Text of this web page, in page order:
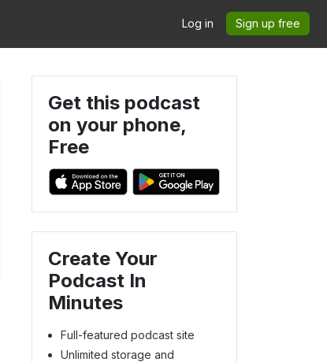
Log in Sign up free
Get this podcast
on your phone,
Free
Create Your
Podcast In
Minutes
Full-featured podcast site
Unlimited storage and